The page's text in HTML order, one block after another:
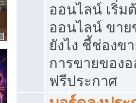
ออนไลน์ เริ่ม
ออนไลน์ ขาย
ยังไง ชี้ช่องข
การขายของ
ฟรีประกาศ